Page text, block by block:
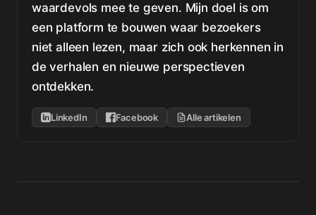
waardevols mee te geven. Mijn doel is om
een platform te bouwen waar bezoekers
niet alleen lezen, maar zich ook herkennen in
de verhalen en nieuwe perspectieven
ontdekken.
LinkedIn Facebook Alle artikelen